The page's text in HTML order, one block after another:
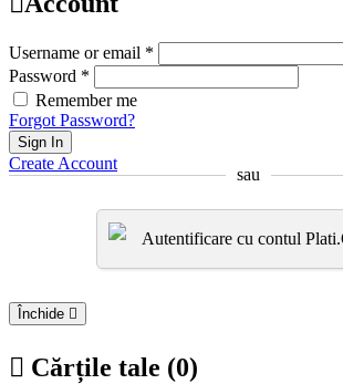
Username or email *
Password *
Remember me
Forgot Password?
Sign In
Create Account
sau
Autentificare cu contul
Închide
Cărțile tale (0)